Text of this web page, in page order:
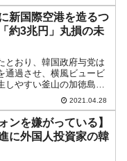
かもしれ...
新国際空港を造るつ
約3兆円」丸損の未
とおり、韓国政府与党は
通過させ、横風ビュービ
しやすい釜山の加徳島に
ることを決めてしまいま
部の試算によれば、「加
」総事業費12兆8,000億～
2021.04.28
ンを嫌がっている】
に外国人投資家の韓